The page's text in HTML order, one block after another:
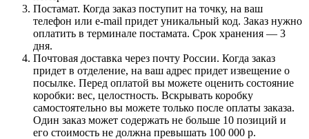
Постамат. Когда заказ поступит на точку, на ваш
телефон или e-mail придет уникальный код. Заказ нужно
оплатить в терминале постамата. Срок хранения — 3
дня.
Почтовая доставка через почту России. Когда заказ
придет в отделение, на ваш адрес придет извещение о
посылке. Перед оплатой вы можете оценить состояние
коробки: вес, целостность. Вскрывать коробку
самостоятельно вы можете только после оплаты заказа.
Один заказ может содержать не больше 10 позиций и
его стоимость не должна превышать 100 000 р.